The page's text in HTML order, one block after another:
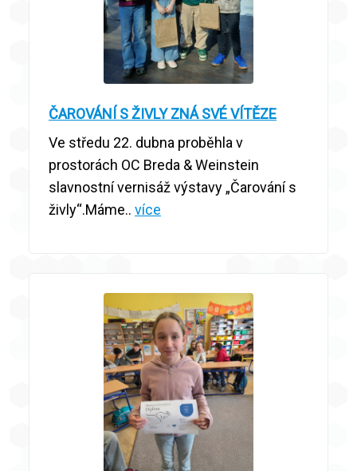
ČAROVÁNÍ S ŽIVLY ZNÁ SVÉ VÍTĚZE
Ve středu 22. dubna proběhla v
prostorách OC Breda & Weinstein
slavnostní vernisáž výstavy „Čarování s
živly“.Máme.. více